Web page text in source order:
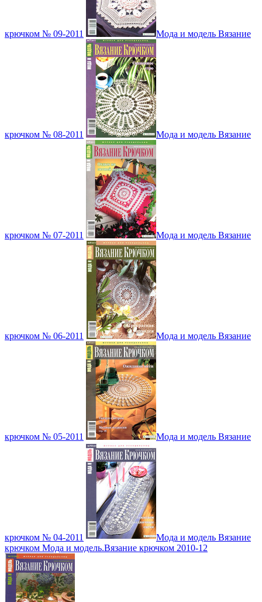
крючком № 09-2011 Мода и модель Вязание
крючком № 08-2011 Мода и модель Вязание
крючком № 07-2011 Мода и модель Вязание
крючком № 06-2011 Мода и модель Вязание
крючком № 05-2011 Мода и модель Вязание
крючком № 04-2011
Мода и модель Вязание
крючком Мода и модель.Вязание крючком 2010-12